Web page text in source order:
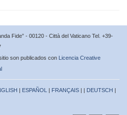
Fide” - 00120 - Città del Vaticano Tel. +39-
son publicados con Licencia Creative
| ESPAÑOL | FRANÇAIS | | DEUTSCH |